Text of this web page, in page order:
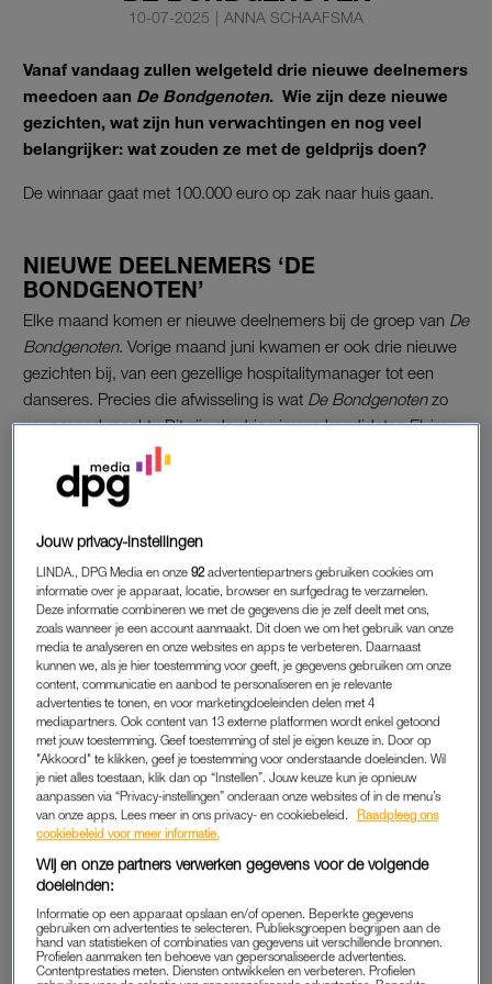
10-07-2025 | ANNA SCHAAFSMA
Vanaf vandaag zullen welgeteld drie nieuwe deelnemers
meedoen aan De Bondgenoten. Wie zijn deze nieuwe
gezichten, wat zijn hun verwachtingen en nog veel
belangrijker: wat zouden ze met de geldprijs doen?
De winnaar gaat met 100.000 euro op zak naar huis gaan.
NIEUWE DEELNEMERS ‘DE
BONDGENOTEN’
Elke maand komen er nieuwe deelnemers bij de groep van De
Bondgenoten. Vorige maand juni kwamen er ook drie nieuwe
gezichten bij, van een gezellige hospitalitymanager tot een
danseres. Precies die afwisseling is wat De Bondgenotenzo
verrassend maakt. Dit zijn de drie nieuwe kandidaten Elvira,
Marco en Marlène:
LEES OOK
ELVIRA
Met een grote passie voor theater is de 26-jarige Elvira een
positieve sfeermaker. Samen met twee katten Milo en Nano
woont ze met haar ouders in Dinteloord. Ze is werkzaam als
klantenservicemedewerkster. Ze voelt mensen goed aan en
helpt ze ook graag.
Elvira is zeker niet op d’r mondje gevallen: ze kan direct uit de
hoek komen. Een echte teamspeler is ze wel. Theaterervaring
ontbreekt het Elvira ook niet aan en dát is best handig als je
een bondje moet sluiten. Ze staat te popelen om het huis van
Jouw privacy-instellingen
LINDA., DPG Media en onze92 advertentiepartners gebruiken cookies om
informatie over je apparaat, locatie, browser en surfgedrag te verzamelen.
Deze informatie combineren we met de gegevens die je zelf deelt met ons,
zoals wanneer je een account aanmaakt. Dit doen we om het gebruik van onze
media te analyseren en onze websites en apps te verbeteren. Daarnaast
kunnen we, als je hier toestemming voor geeft, je gegevens gebruiken om onze
content, communicatie en aanbod te personaliseren en je relevante
advertenties te tonen, en voor marketingdoeleinden delen met 4
mediapartners. Ook content van 13 externe platformen wordt enkel getoond
met jouw toestemming. Geef toestemming of stel je eigen keuze in. Door op
"Akkoord" te klikken, geef je toestemming voor onderstaande doeleinden. Wil
je niet alles toestaan, klik dan op “Instellen”. Jouw keuze kun je opnieuw
aanpassen via “Privacy-instellingen” onderaan onze websites of in de menu’s
van onze apps. Lees meer in ons privacy- en cookiebeleid.
Raadpleeg ons
cookiebeleid voor meer informatie.
Wij en onze partners verwerken gegevens voor de volgende
doeleinden:
Informatie op een apparaat opslaan en/of openen. Beperkte gegevens
gebruiken om advertenties te selecteren. Publieksgroepen begrijpen aan de
hand van statistieken of combinaties van gegevens uit verschillende bronnen.
Profielen aanmaken ten behoeve van gepersonaliseerde advertenties.
Contentprestaties meten. Diensten ontwikkelen en verbeteren. Profielen